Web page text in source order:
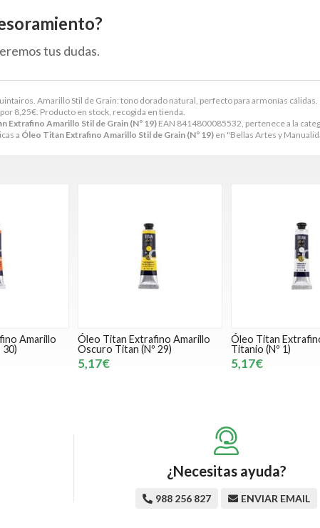
Amarillo Stil de Grain: tono dorado natural, perfecto para armonías
por 8,25€ . Producto en stock, recogida en tienda.
Extrafino Amarillo Stil de Grain (Nº 19) EAN 8414800085532, pertenece a la
a Óleo Titan Extrafino Amarillo Stil de Grain (Nº 19) en "Bellas Artes y
tus dudas.
Amarillo
30)
Óleo Titan Extrafino Amarillo
Oscuro Titan (Nº 29)
5,17€
Óleo Titan
Titanio (Nº 1)
5,17€
¿Necesitas ayuda?
988 256 827 ENVIAR EMAIL